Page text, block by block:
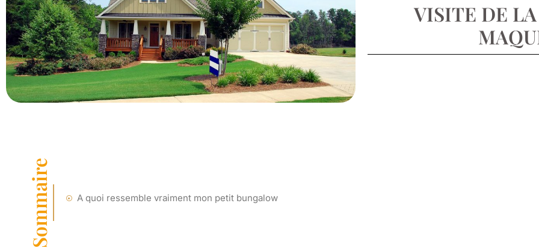
VISITE DE
Sommaire A quoi ressemble vraiment mon petit bungalow